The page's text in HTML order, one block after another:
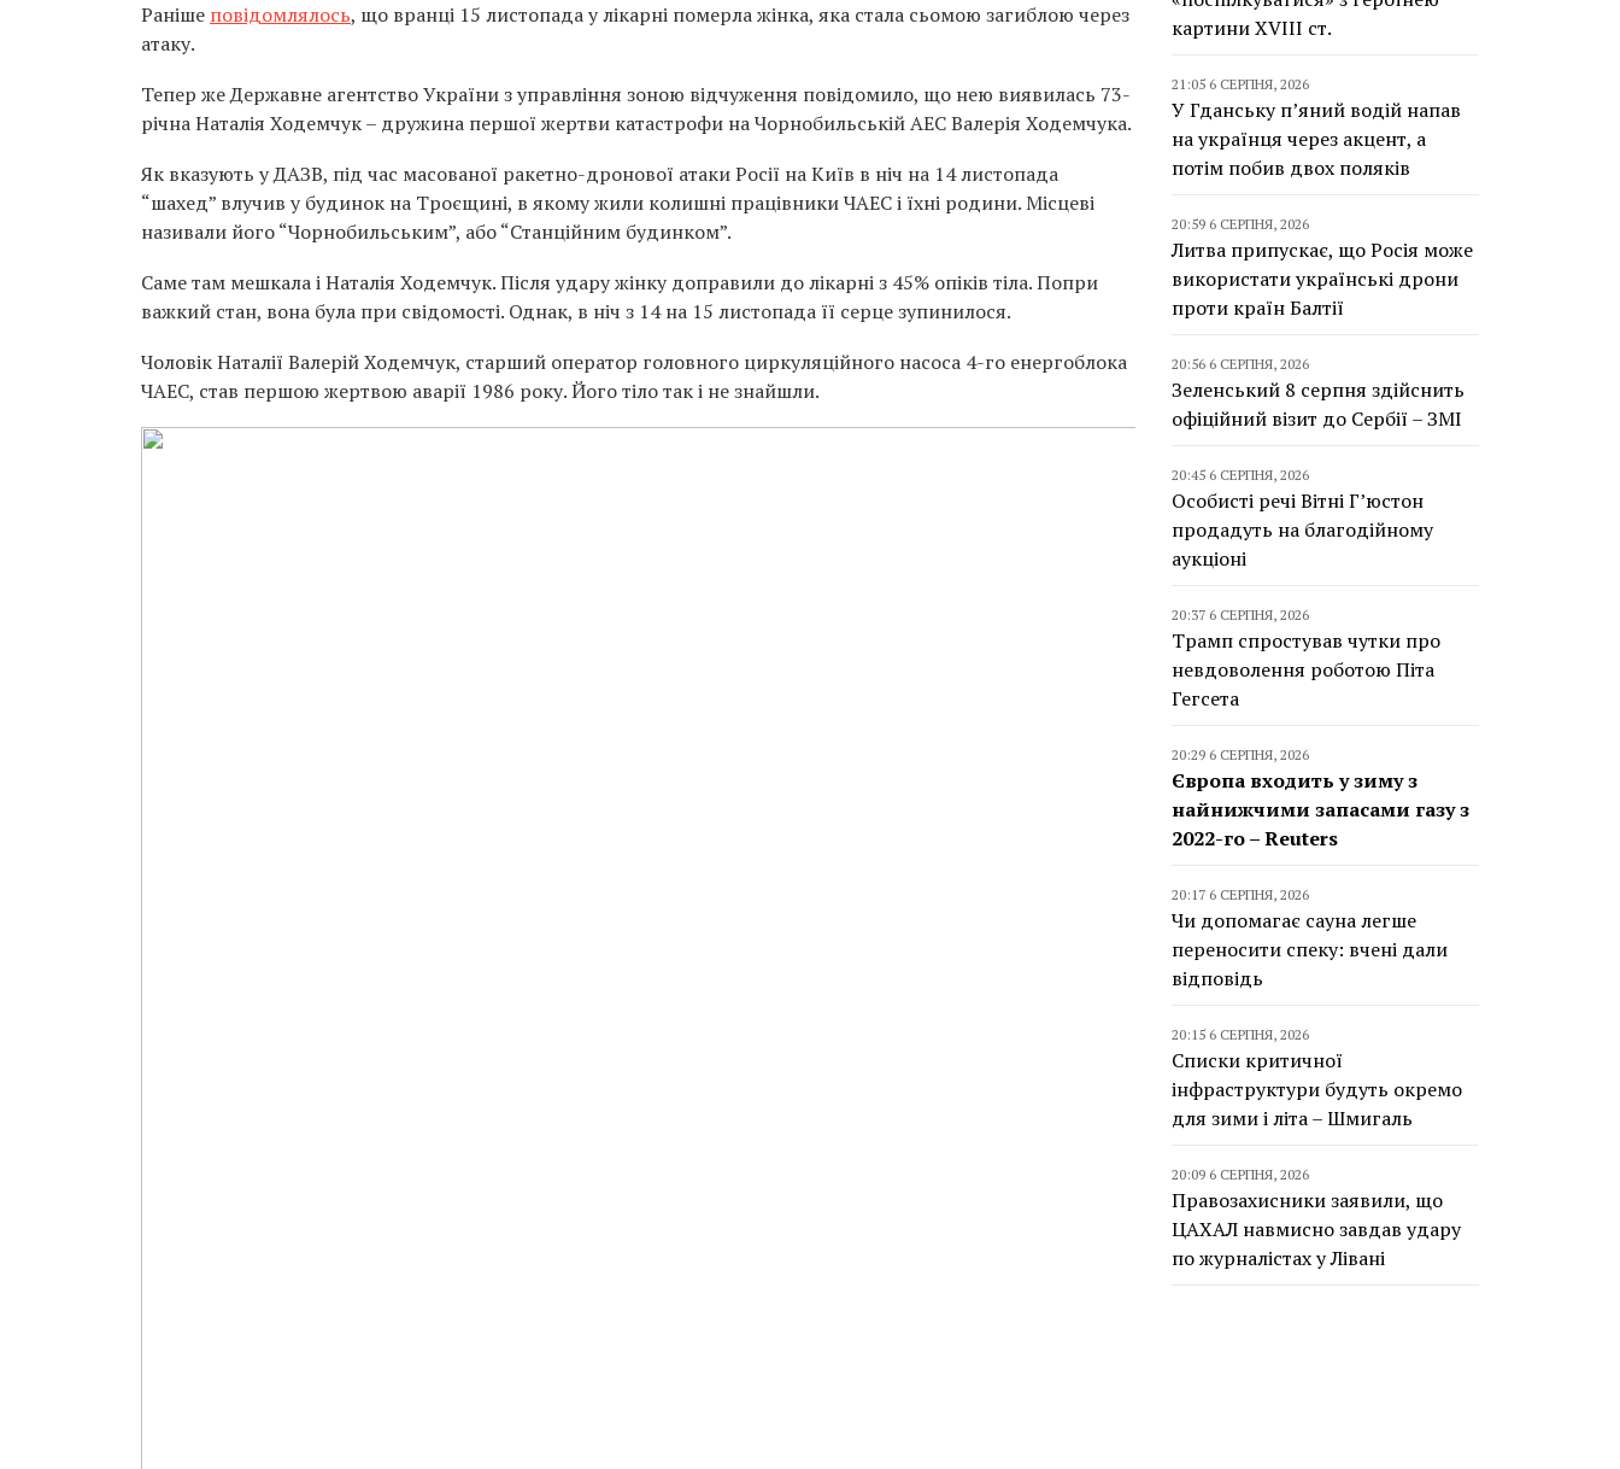
Раніше повідомлялось, що вранці 15 листопада у лікарні померла жінка, яка стала сьомою загиблою через
атаку.
Тепер же Державне агентство України з управління зоною відчуження повідомило, що нею виявилась 73-
річна Наталія Ходемчук – дружина першої жертви катастрофи на Чорнобильській АЕС Валерія Ходемчука.
Як вказують у ДАЗВ, під час масованої ракетно-дронової атаки Росії на Київ в ніч на 14 листопада
“шахед” влучив у будинок на Троєщині, в якому жили колишні працівники ЧАЕС і їхні родини. Місцеві
називали його “Чорнобильським”, або “Станційним будинком”.
Саме там мешкала і Наталія Ходемчук. Після удару жінку доправили до лікарні з 45% опіків тіла. Попри
важкий стан, вона була при свідомості. Однак, в ніч з 14 на 15 листопада її серце зупинилося.
Чоловік Наталії Валерій Ходемчук, старший оператор головного циркуляційного насоса 4-го енергоблока
ЧАЕС, став першою жертвою аварії 1986 року. Його тіло так і не знайшли.
картини XVIII ст.
21:05 6 СЕРПНЯ, 2026
У Гданську п’яний водій напав
на українця через акцент, а
потім побив двох поляків
20:59 6 СЕРПНЯ, 2026
Литва припускає, що Росія може
використати українські дрони
проти країн Балтії
20:56 6 СЕРПНЯ, 2026
Зеленський 8 серпня здійснить
офіційний візит до Сербії – ЗМІ
20:45 6 СЕРПНЯ, 2026
Особисті речі Вітні Г’юстон
продадуть на благодійному
аукціоні
20:37 6 СЕРПНЯ, 2026
Трамп спростував чутки про
невдоволення роботою Піта
Гегсета
20:29 6 СЕРПНЯ, 2026
Європа входить у зиму з
найнижчими запасами газу з
2022-го – Reuters
20:17 6 СЕРПНЯ, 2026
Чи допомагає сауна легше
переносити спеку: вчені дали
відповідь
20:15 6 СЕРПНЯ, 2026
Списки критичної
інфраструктури будуть окремо
для зими і літа – Шмигаль
20:09 6 СЕРПНЯ, 2026
Правозахисники заявили, що
ЦАХАЛ навмисно завдав удару
по журналістах у Лівані